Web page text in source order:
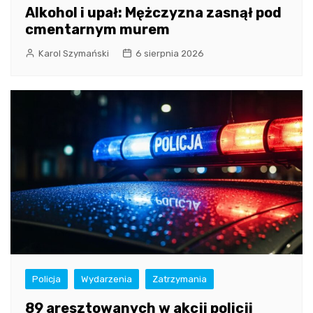
Alkohol i upał: Mężczyzna zasnął pod
cmentarnym murem
Karol Szymański 6 sierpnia 2026
Policja Wydarzenia Zatrzymania
89 aresztowanych w akcji policji